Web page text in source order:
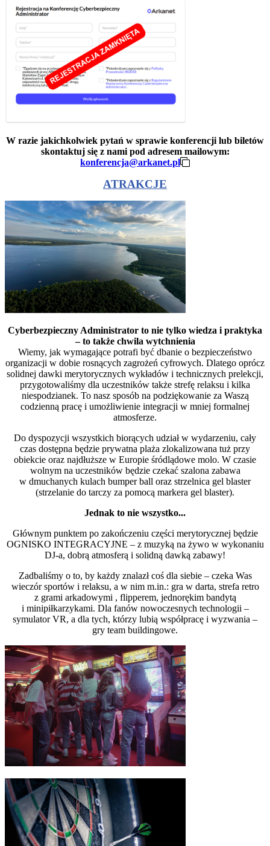
W razie jakichkolwiek pytań w sprawie konferencji lub biletów
skontaktuj się z nami pod adresem mailowym:
konferencja@arkanet.pl
ATRAKCJE
Cyberbezpieczny Administrator to nie tylko wiedza i praktyka
– to także chwila wytchnienia
Wiemy, jak wymagające potrafi być dbanie o bezpieczeństwo
organizacji w dobie rosnących zagrożeń cyfrowych. Dlatego oprócz
solidnej dawki merytorycznych wykładów i technicznych prelekcji,
przygotowaliśmy dla uczestników także strefę relaksu i kilka
niespodzianek. To nasz sposób na podziękowanie za Waszą
codzienną pracę i umożliwienie integracji w mniej formalnej
atmosferze.
Do dyspozycji wszystkich biorących udział w wydarzeniu, cały
czas dostępna będzie prywatna plaża zlokalizowana tuż przy
obiekcie oraz najdłuższe w Europie śródlądowe molo. W czasie
wolnym na uczestników będzie czekać szalona zabawa
w dmuchanych kulach bumper ball oraz strzelnica gel blaster
(strzelanie do tarczy za pomocą markera gel blaster).
Jednak to nie wszystko...
Głównym punktem po zakończeniu części merytorycznej będzie
OGNISKO INTEGRACYJNE – z muzyką na żywo w wykonaniu
DJ-a, dobrą atmosferą i solidną dawką zabawy!
Zadbaliśmy o to, by każdy znalazł coś dla siebie – czeka Was
wieczór sportów i relaksu, a w nim m.in.: gra w darta, strefa retro
z grami arkadowymi , flipperem, jednorękim bandytą
i minipiłkarzykami. Dla fanów nowoczesnych technologii –
symulator VR, a dla tych, którzy lubią współpracę i wyzwania –
gry team buildingowe.